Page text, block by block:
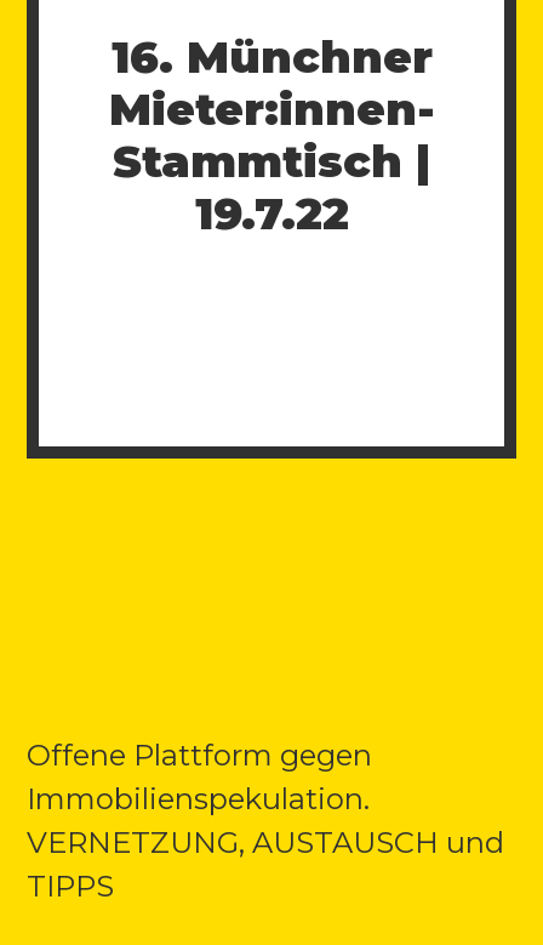
16. Münchner
Mieter:innen-
Stammtisch |
19.7.22
Offene Plattform gegen
Immobilienspekulation.
VERNETZUNG, AUSTAUSCH und
TIPPS